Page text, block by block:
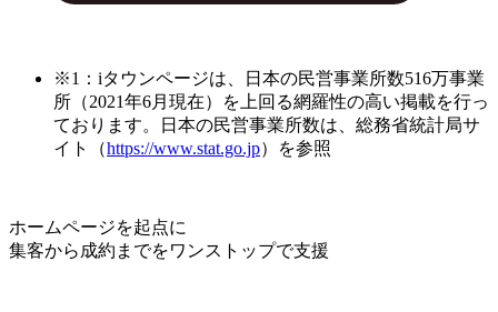
※1：iタウンページは、日本の民営事業所数516万事業
所（2021年6月現在）を上回る網羅性の高い掲載を行っ
ております。日本の民営事業所数は、総務省統計局サ
イト（https://www.stat.go.jp）を参照
ホームページを起点に
集客から成約までをワンストップで支援